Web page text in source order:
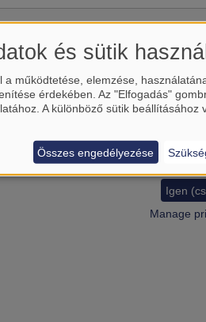
Betölti a(z)
Igen
Manage
és sütik
a működtetése, elemzése,
érdekében. Az "Elfogadás"
A különböző sütik beállításához
Összes engedélyezése